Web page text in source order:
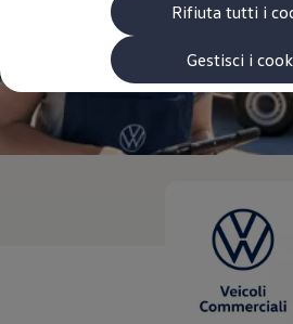
Rifiuta tutti i
Gestisci i
Garanzia Usato
Assicurazioni
Clienti Business
Gamma, promozioni
Service Flotte
Area Contatti Clienti
Servizi Finanziari
Progetto Valore
Leasing Finanziario
Servizi Assicurativi
Polizza Protezione
Assicurazione GAP
Estensione Garanzia
Furto e incendio